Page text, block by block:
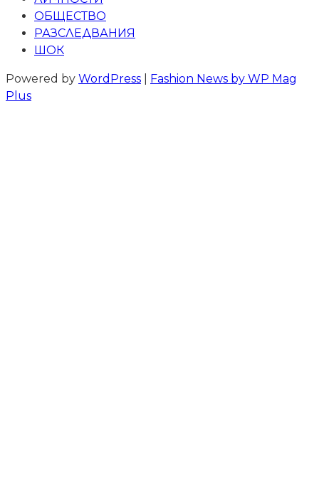
ОБЩЕСТВО
РАЗСЛЕДВАНИЯ
ШОК
Powered by WordPress
Fashion News by WP Mag
Plus